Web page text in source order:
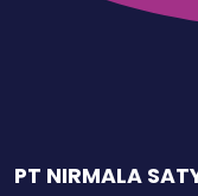
PT NIRMALA